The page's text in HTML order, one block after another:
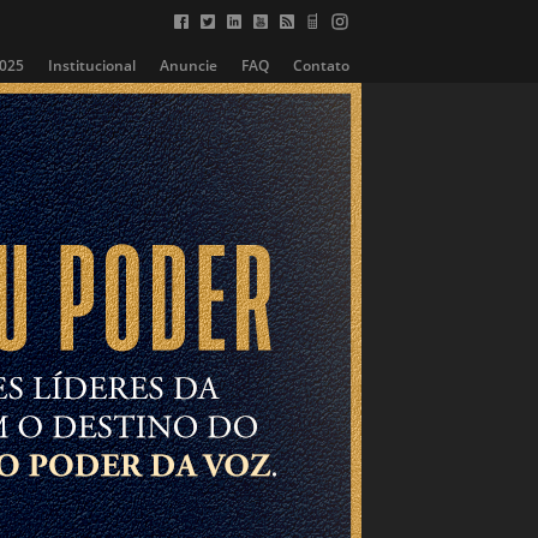
Institucional Anuncie FAQ Contato